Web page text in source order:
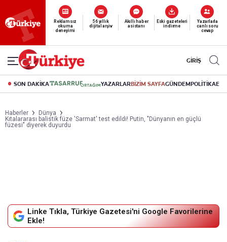
Reklamsız
okuma
deneyimi
56 yıllık
dijital arşiv
Akıllı haber
asistanı
Eski gazeteleri
indirme
Yazarlarla
canlı soru
cevap
GİRİŞ
SON DAKİKA YAZARLARBİZİM SAYFAGÜNDEMPOLİTİKA
Haberler
Dünya
Kıtalararası balistik füze 'Sarmat' test edildi! Putin, "Dünyanın en güçlü
füzesi" diyerek duyurdu
Linke Tıkla, Türkiye Gazetesi'ni Google Favorilerine
Ekle!